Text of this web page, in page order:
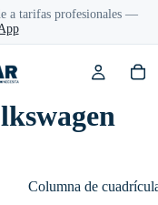
a tarifas profesionales —
Columna de